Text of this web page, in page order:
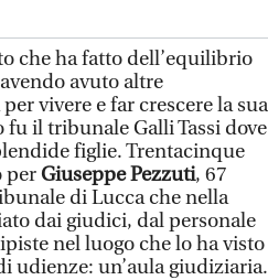
che ha fatto dell’equilibrio
avuto altre
vivere e far crescere la sua
il tribunale Galli Tassi dove
figlie. Trentacinque
perGiuseppe Pezzuti, 67
di Lucca che nella
dai giudici, dal personale
nel luogo che lo ha visto
udienze: un’aula giudiziaria.